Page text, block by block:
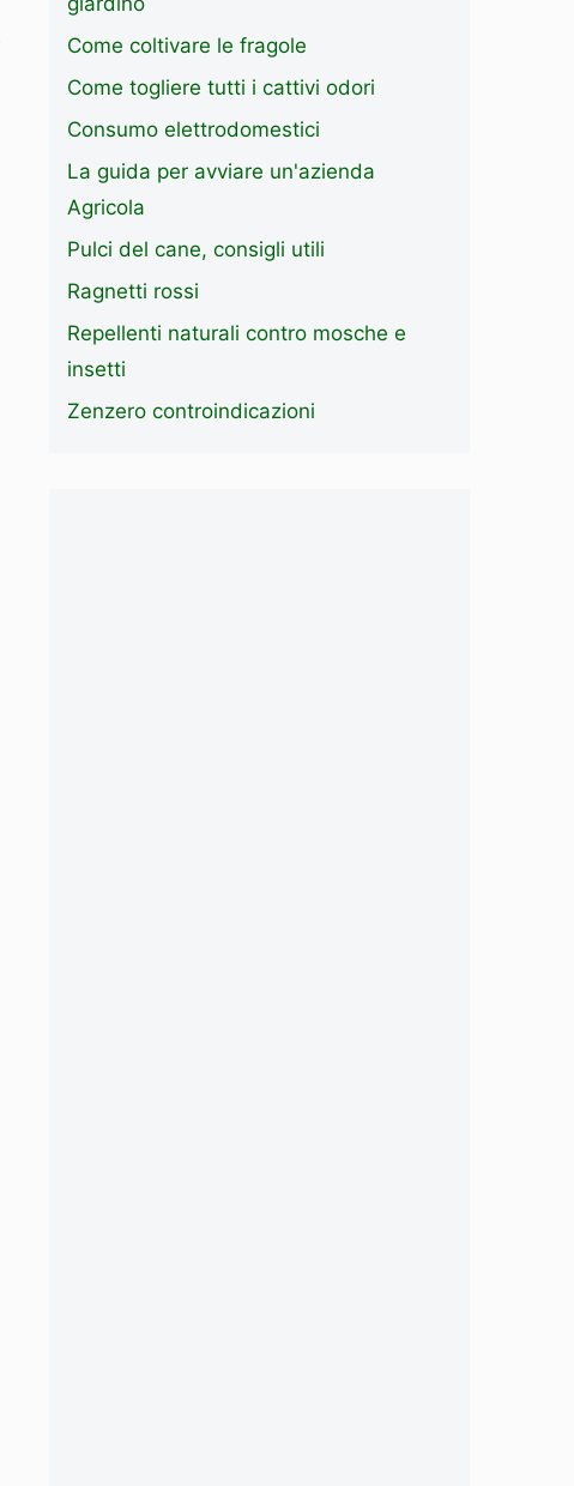
Come coltivare le fragole
Come togliere tutti i cattivi odori
Consumo elettrodomestici
La guida per avviare un'azienda
Agricola
Pulci del cane, consigli utili
Ragnetti rossi
Repellenti naturali contro mosche e
insetti
Zenzero controindicazioni